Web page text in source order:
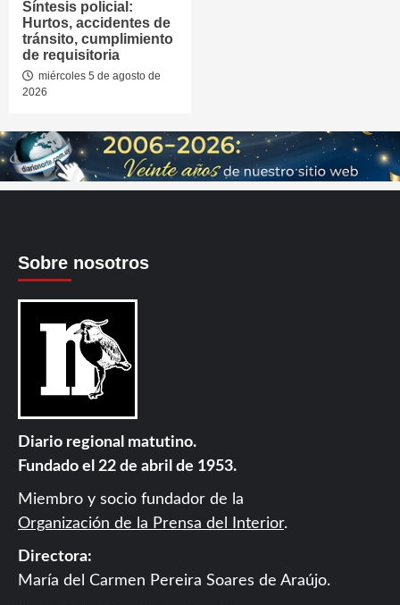
Síntesis policial:
Hurtos, accidentes de
tránsito, cumplimiento
de requisitoria
miércoles 5 de agosto de
2026
Sobre nosotros
Diario regional matutino.
Fundado el 22 de abril de 1953.
Miembro y socio fundador de la
Organización de la Prensa del Interior.
Directora:
María del Carmen Pereira Soares de Araújo.